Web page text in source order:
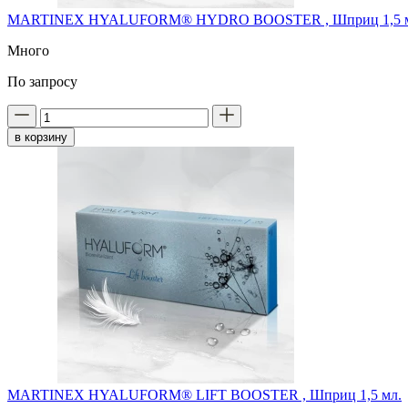
MARTINEX HYALUFORM® HYDRO BOOSTER , Шприц 1,5
Много
По запросу
в корзину
MARTINEX HYALUFORM® LIFT BOOSTER , Шприц 1,5 мл.